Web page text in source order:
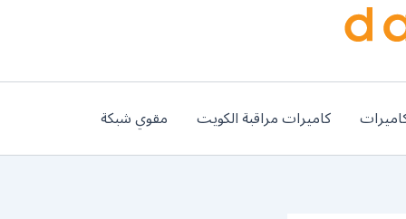
كاميرات مراقبة الكويت مقوي شبكة